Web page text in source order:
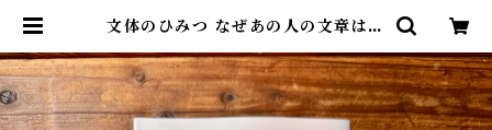
文体のひみつ なぜあの人の文章はつ
尾鷲市九鬼町 漁村の本屋 トンガ坂
文庫